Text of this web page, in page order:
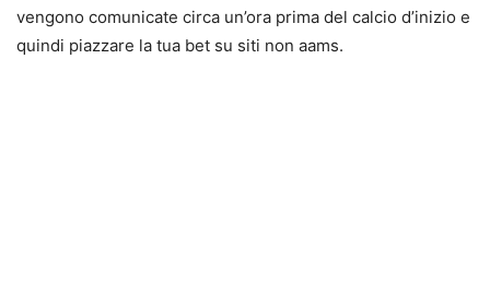
vengono comunicate circa un’ora prima del calcio d’inizio e
quindi piazzare la tua bet su siti non aams.